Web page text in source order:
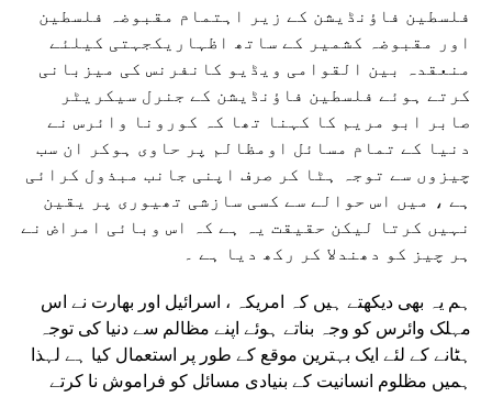
فلسطین فاؤنڈیشن کے زیر اہتمام مقبوضہ فلسطین
اور مقبوضہ کشمیر کے ساتھ اظہاریکجہتی کیلئے
منعقدہ بین القوامی ویڈیو کانفرنس کی میزبانی
کرتے ہوئے فلسطین فاؤنڈیشن کے جنرل سیکریٹر
صابر ابو مریم کا کہنا تھا کہ کورونا وائرس نے
دنیا کے تمام مسائل اومظالم پر حاوی ہوکر ان سب
چیزوں سے توجہ ہٹا کر صرف اپنی جانب مبذول کرائی
ہے ، میں اس حوالے سے کسی سازشی تھیوری پر یقین
نہیں کرتا لیکن حقیقت یہ ہے کہ اس وبائی امراض نے
ہر چیز کو دھندلا کر رکھ دیا ہے ۔
ہم یہ بھی دیکھتے ہیں کہ امریکہ ، اسرائیل اور بھارت نے اس
مہلک وائرس کو وجہ بناتے ہوئے اپنے مظالم سے دنیا کی توجہ
ہٹانے کے لئے ایک بہترین موقع کے طور پر استعمال کیا ہے لہذا
ہمیں مظلوم انسانیت کے بنیادی مسائل کو فراموش نا کرتے